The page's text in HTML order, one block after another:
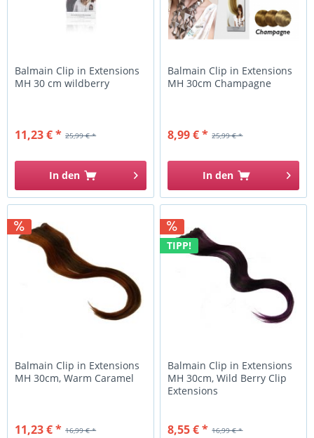
Balmain Clip in Extensions
MH 30 cm wildberry
25,99 € *
11,23 € *
In den
Balmain Clip in Extensions
MH 30cm Champagne
25,99 € *
8,99 € *
In den
Balmain Clip in Extensions
MH 30cm, Warm Caramel
16,99 € *
11,23 € *
TIPP!
Balmain Clip in Extensions
MH 30cm, Wild Berry Clip
Extensions
16,99 € *
8,55 € *